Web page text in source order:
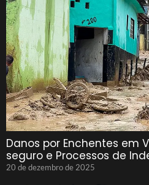
Danos por Enchentes em
seguro e Processos de
20 de dezembro de 2025